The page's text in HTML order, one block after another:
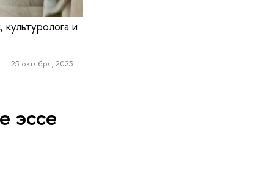
и
25 октября, 2023 г.
эссе